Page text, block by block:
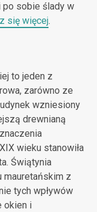
sobie ślady w
się więcej.
to jeden z
zarówno ze
wzniesiony
drewnianą
wieku stanowiła
Świątynia
mauretańskim z
tych wpływów
okien i